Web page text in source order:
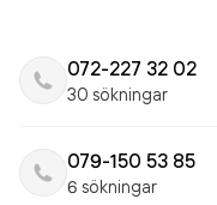
072-227 32 02
30 sökningar
079-150 53 85
6 sökningar